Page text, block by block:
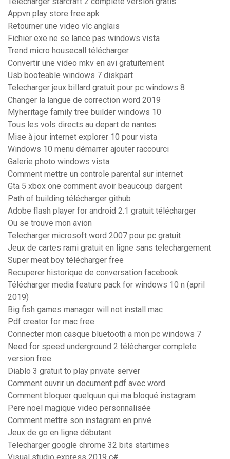
Appvn play store free.apk
Retourner une video vlc anglais
Fichier exe ne se lance pas windows vista
Trend micro housecall télécharger
Convertir une video mkv en avi gratuitement
Usb booteable windows 7 diskpart
Telecharger jeux billard gratuit pour pc windows 8
Changer la langue de correction word 2019
Myheritage family tree builder windows 10
Tous les vols directs au depart de nantes
Mise à jour internet explorer 10 pour vista
Windows 10 menu démarrer ajouter raccourci
Galerie photo windows vista
Comment mettre un controle parental sur internet
Gta 5 xbox one comment avoir beaucoup dargent
Path of building télécharger github
Adobe flash player for android 2.1 gratuit télécharger
Ou se trouve mon avion
Telecharger microsoft word 2007 pour pc gratuit
Jeux de cartes rami gratuit en ligne sans telechargement
Super meat boy télécharger free
Recuperer historique de conversation facebook
Télécharger media feature pack for windows 10 n (april
2019)
Big fish games manager will not install mac
Pdf creator for mac free
Connecter mon casque bluetooth a mon pc windows 7
Need for speed underground 2 télécharger complete
version free
Diablo 3 gratuit to play private server
Comment ouvrir un document pdf avec word
Comment bloquer quelquun qui ma bloqué instagram
Pere noel magique video personnalisée
Comment mettre son instagram en privé
Jeux de go en ligne débutant
Telecharger google chrome 32 bits startimes